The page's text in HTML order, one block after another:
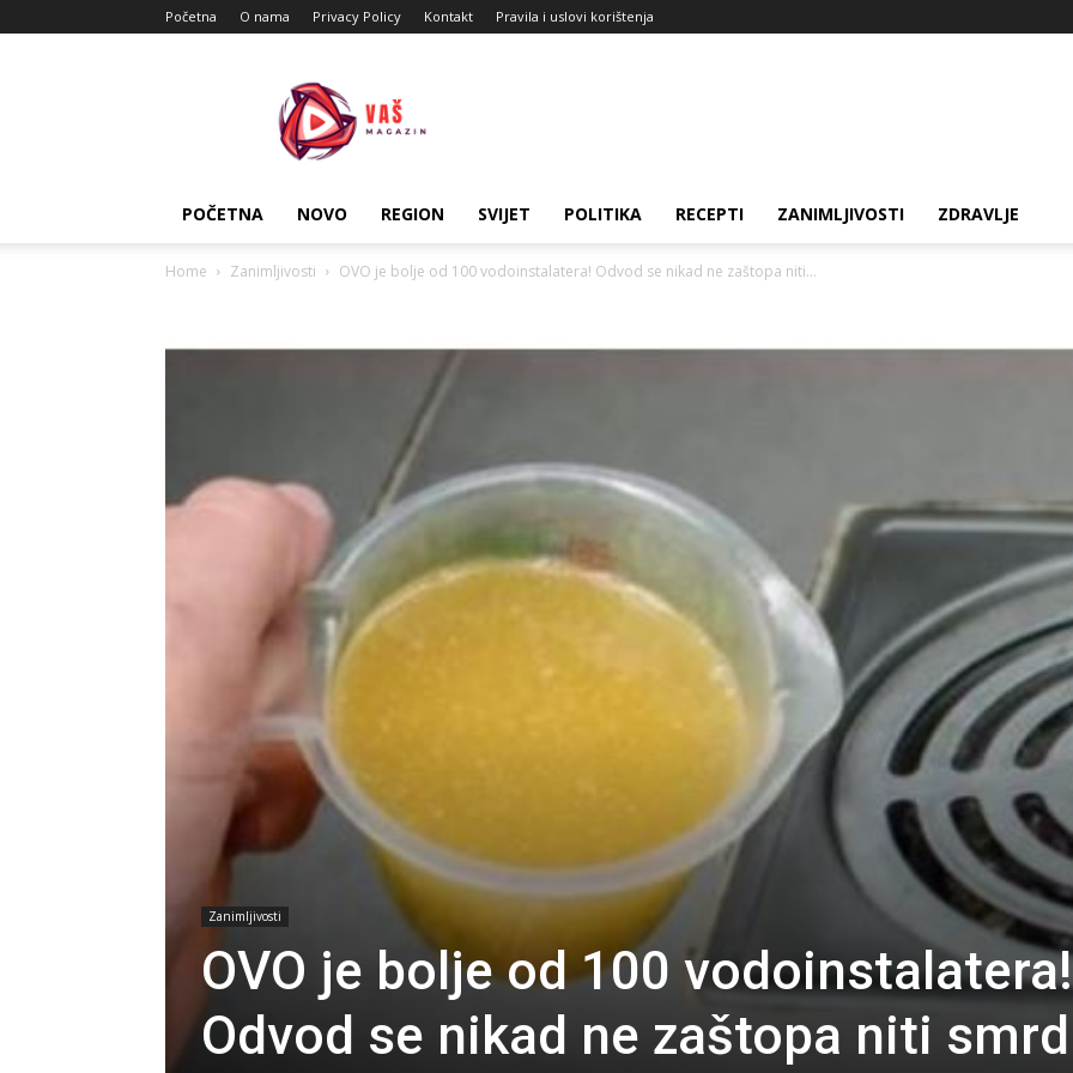
Početna O nama Privacy Policy Kontakt Pravila i uslovi korištenja
Magazin
POČETNA NOVO REGION SVIJET POLITIKA RECEPTI ZANIMLJIVOSTI ZDRAVLJE
Home Zanimljivosti OVO je bolje od 100 vodoinstalatera! Odvod se nikad ne zaštopa niti...
Zanimljivosti
OVO je bolje od 100 vodoinstalatera!
Odvod se nikad ne zaštopa niti